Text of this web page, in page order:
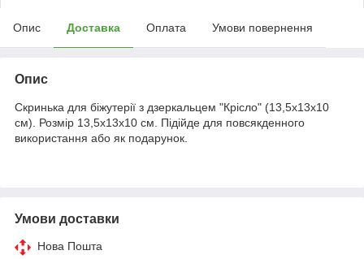
Опис Доставка Оплата Умови повернення
Опис
Скринька для біжутерії з дзеркальцем "Крісло" (13,5х13х10
см). Розмір 13,5х13х10 см. Підійде для повсякденного
використання або як подарунок.
Умови доставки
Нова Пошта